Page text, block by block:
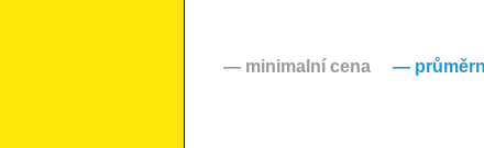
— minimalní cena —